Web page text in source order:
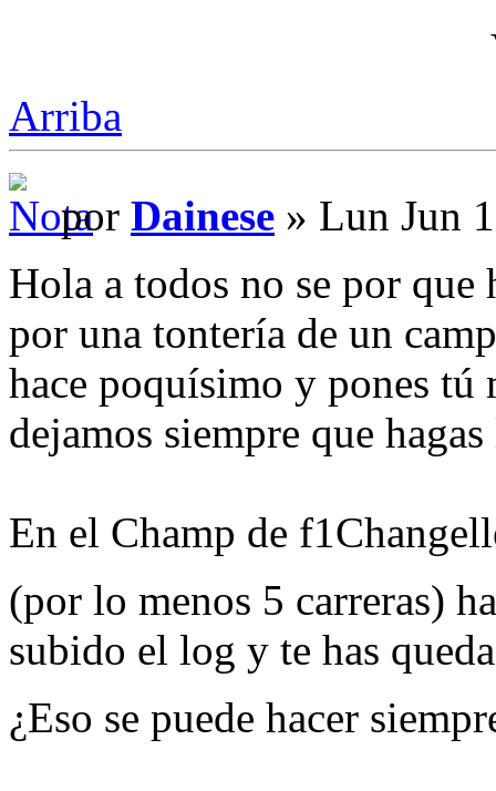
Arriba
por Dainese » Lun Jun
Hola a todos no se por que
por una tontería de un
hace poquísimo y pones tú
dejamos siempre que
En el Champ de
(por lo menos 5 carreras)
subido el log y te has
¿Eso se puede hacer